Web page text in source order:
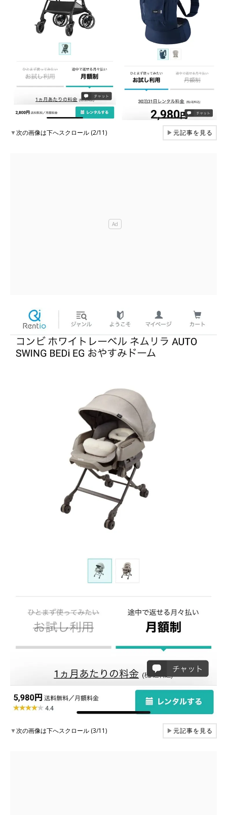
▼次の画像は下へスクロール (2/11) ▶元記事を見る
▼次の画像は下へスクロール (3/11) ▶元記事を見る